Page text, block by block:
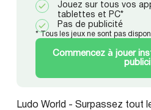
Jouez sur tous vos
tablettes et PC*
Pas de publicité
* Tous les jeux ne sont pas
Commencez à jouer
Ludo World - Surpassez tout